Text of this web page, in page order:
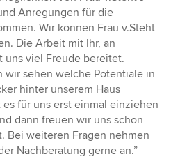
Anregungen für die
Wir können Frau v.Steht
Die Arbeit mit Ihr, an
uns viel Freude bereitet.
wir sehen welche Potentiale in
hinter unserem Haus
für uns erst einmal einziehen
dann freuen wir uns schon
Bei weiteren Fragen nehmen
Nachberatung gerne an.”